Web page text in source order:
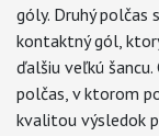
góly. Druhý
kontaktný gól,
ďalšiu veľkú
polčas, v ktorom
kvalitou výsledok